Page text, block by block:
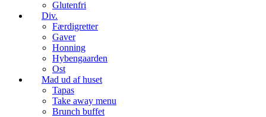
Glutenfri
Div.
Færdigretter
Gaver
Honning
Hybengaarden
Ost
Mad ud af huset
Tapas
Take away menu
Brunch buffet